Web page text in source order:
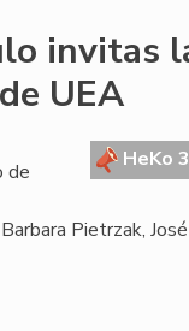
invitas
UEA
HeKo
de
Pietrzak,